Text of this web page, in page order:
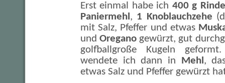
Erst einmal habe ich 400 g
Paniermehl , 1 Knoblauchzehe
mit Salz, Pfeffer und etwas
undOreganogewürzt, gut
golfballgroße Kugeln
wendete ich dann in
Mehl ,
etwas Salz und Pfeffer gewürzt